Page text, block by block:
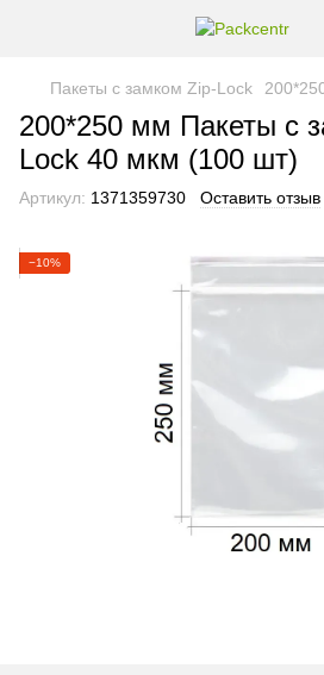
Пакеты с замком Zip-Lock
200*250 мм Пакеты с
Lock 40 мкм (100 шт)
Артикул: 1371359730 Оставить отзыв
−10%